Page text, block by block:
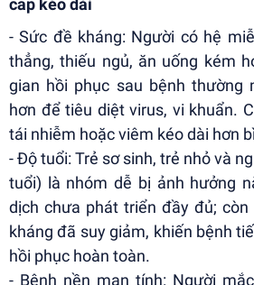
- Sức đề kháng: Người có hệ
thẳng, thiếu ngủ, ăn uống kém
gian hồi phục sau bệnh thường
hơn để tiêu diệt virus, vi khuẩn.
tái nhiễm hoặc viêm kéo dài hơn
- Độ tuổi: Trẻ sơ sinh, trẻ nhỏ và
tuổi) là nhóm dễ bị ảnh hưởng
dịch chưa phát triển đầy đủ;
kháng đã suy giảm, khiến bệnh
hồi phục hoàn toàn.
- Bệnh nền mạn tính: Người